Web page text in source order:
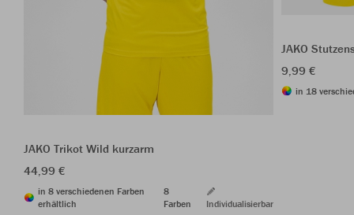
JAKO Trikot Wild kurzarm
44,99 €
in 8 verschiedenen Farben
erhältlich
8
Farben
Individualisierbar
JAKO
9,99 €
in 18